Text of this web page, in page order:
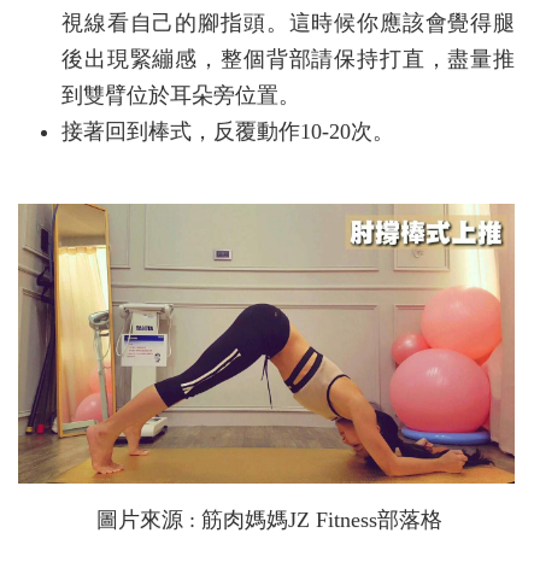
視線看自己的腳指頭。這時候你應該會覺得腿
後出現緊繃感，整個背部請保持打直，盡量推
到雙臂位於耳朵旁位置。
接著回到棒式，反覆動作10-20次。
圖片來源 : 筋肉媽媽JZ Fitness部落格